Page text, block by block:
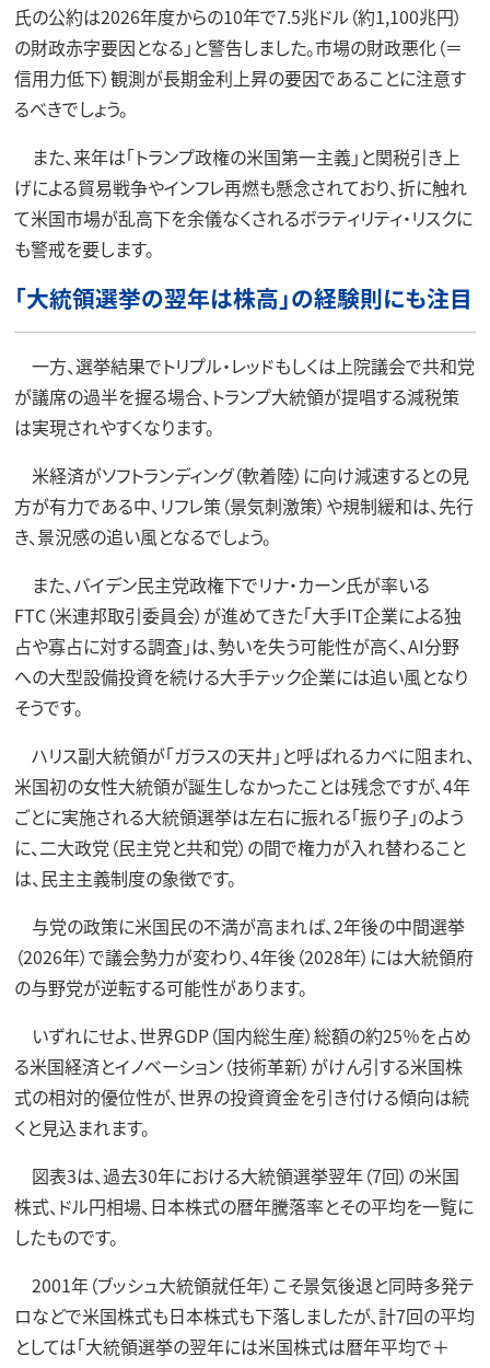
氏の公約は2026年度からの10年で7.5兆ドル（約1,100兆円）
の財政赤字要因となる」と警告しました。市場の財政悪化（＝
信用力低下）観測が長期金利上昇の要因であることに注意す
るべきでしょう。
また、来年は「トランプ政権の米国第一主義」と関税引き上
げによる貿易戦争やインフレ再燃も懸念されており、折に触れ
て米国市場が乱高下を余儀なくされるボラティリティ・リスクに
も警戒を要します。
「大統領選挙の翌年は株高」の経験則にも注目
一方、選挙結果でトリプル・レッドもしくは上院議会で共和党
が議席の過半を握る場合、トランプ大統領が提唱する減税策
は実現されやすくなります。
米経済がソフトランディング（軟着陸）に向け減速するとの見
方が有力である中、リフレ策（景気刺激策）や規制緩和は、先行
き、景況感の追い風となるでしょう。
また、バイデン民主党政権下でリナ・カーン氏が率いる
FTC（米連邦取引委員会）が進めてきた「大手IT企業による独
占や寡占に対する調査」は、勢いを失う可能性が高く、AI分野
への大型設備投資を続ける大手テック企業には追い風となり
そうです。
ハリス副大統領が「ガラスの天井」と呼ばれるカベに阻まれ、
米国初の女性大統領が誕生しなかったことは残念ですが、4年
ごとに実施される大統領選挙は左右に振れる「振り子」のよう
に、二大政党（民主党と共和党）の間で権力が入れ替わること
は、民主主義制度の象徴です。
与党の政策に米国民の不満が高まれば、2年後の中間選挙
（2026年）で議会勢力が変わり、4年後（2028年）には大統領府
の与野党が逆転する可能性があります。
いずれにせよ、世界GDP（国内総生産）総額の約25％を占め
る米国経済とイノベーション（技術革新）がけん引する米国株
式の相対的優位性が、世界の投資資金を引き付ける傾向は続
くと見込まれます。
図表3は、過去30年における大統領選挙翌年（7回）の米国
株式、ドル円相場、日本株式の暦年騰落率とその平均を一覧に
したものです。
2001年（ブッシュ大統領就任年）こそ景気後退と同時多発テ
ロなどで米国株式も日本株式も下落しましたが、計7回の平均
としては「大統領選挙の翌年には米国株式は暦年平均で＋